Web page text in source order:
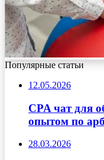
Популярные статьи
12.05.2026
CPA чат для
опытом по
28.03.2026